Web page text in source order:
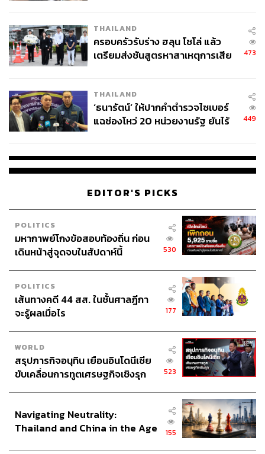
ของไทยต่อไป ซึ่งมีแนวโน้มชะลอตัวลง
หาก กนง. ขึ้นดอกเบี้ยจริง คาดว่าเงินบาทและกระแสเงิน
จากที่ตลาด Swap ของไทยล่าสุดยังคงให้น้ำหนักความน่าจะ
เป็นของเหตุการณ์ดังกล่าวเพียง 86% หมายความว่าการขึ้น
ดอกเบี้ยครั้งนี้น่าจะส่งผลบวกด้าน Sentiment ต่อหุ้นกลุ่ม
แบงก์ด้วยเช่นกัน หลังจากที่หุ้นแบงก์ถูกเทขายหลังการ
สามารถติดตาม THE STANDARD WEALTH
หุ้นกลุ่มแบงก์
ธนาคารทหารไทยธนชาต
ธนาคารกสิกรไทย
ธนาคารกรุงเทพ
ธนาคารกรุงไทย
ธนาคาร
ธนาคารพาณิชย์
บมจ.ทิสโก้ไฟแนนเชียลกรุ๊ป
38
จ่ายหนี้-แอบระบุแบรนด์
THAILAND
ครอบครัวรับร่าง ฮลุน โซโล่ แล้ว
เตรียมส่งชันสูตรหาสาเหตุการเสีย
473
THAILAND
‘ธนารัตน์’ ให้ปากคำตำรวจไซเบอร์
แฉช่องโหว่ 20 หน่วยงานรัฐ ยันไร้
449
EDITOR'S PICKS
POLITICS
มหากาพย์โกงข้อสอบท้องถิ่น ก่อน
เดินหน้าสู่จุดจบในสัปดาห์นี้
530
POLITICS
เส้นทางคดี 44 สส. ในชั้นศาลฎีกา
จะรู้ผลเมื่อไร
177
WORLD
สรุปภารกิจอนุทิน เยือนอินโดนีเซีย
ขับเคลื่อนการทูตเศรษฐกิจเชิงรุก
523
Navigating Neutrality:
Thailand and China in the Age
155